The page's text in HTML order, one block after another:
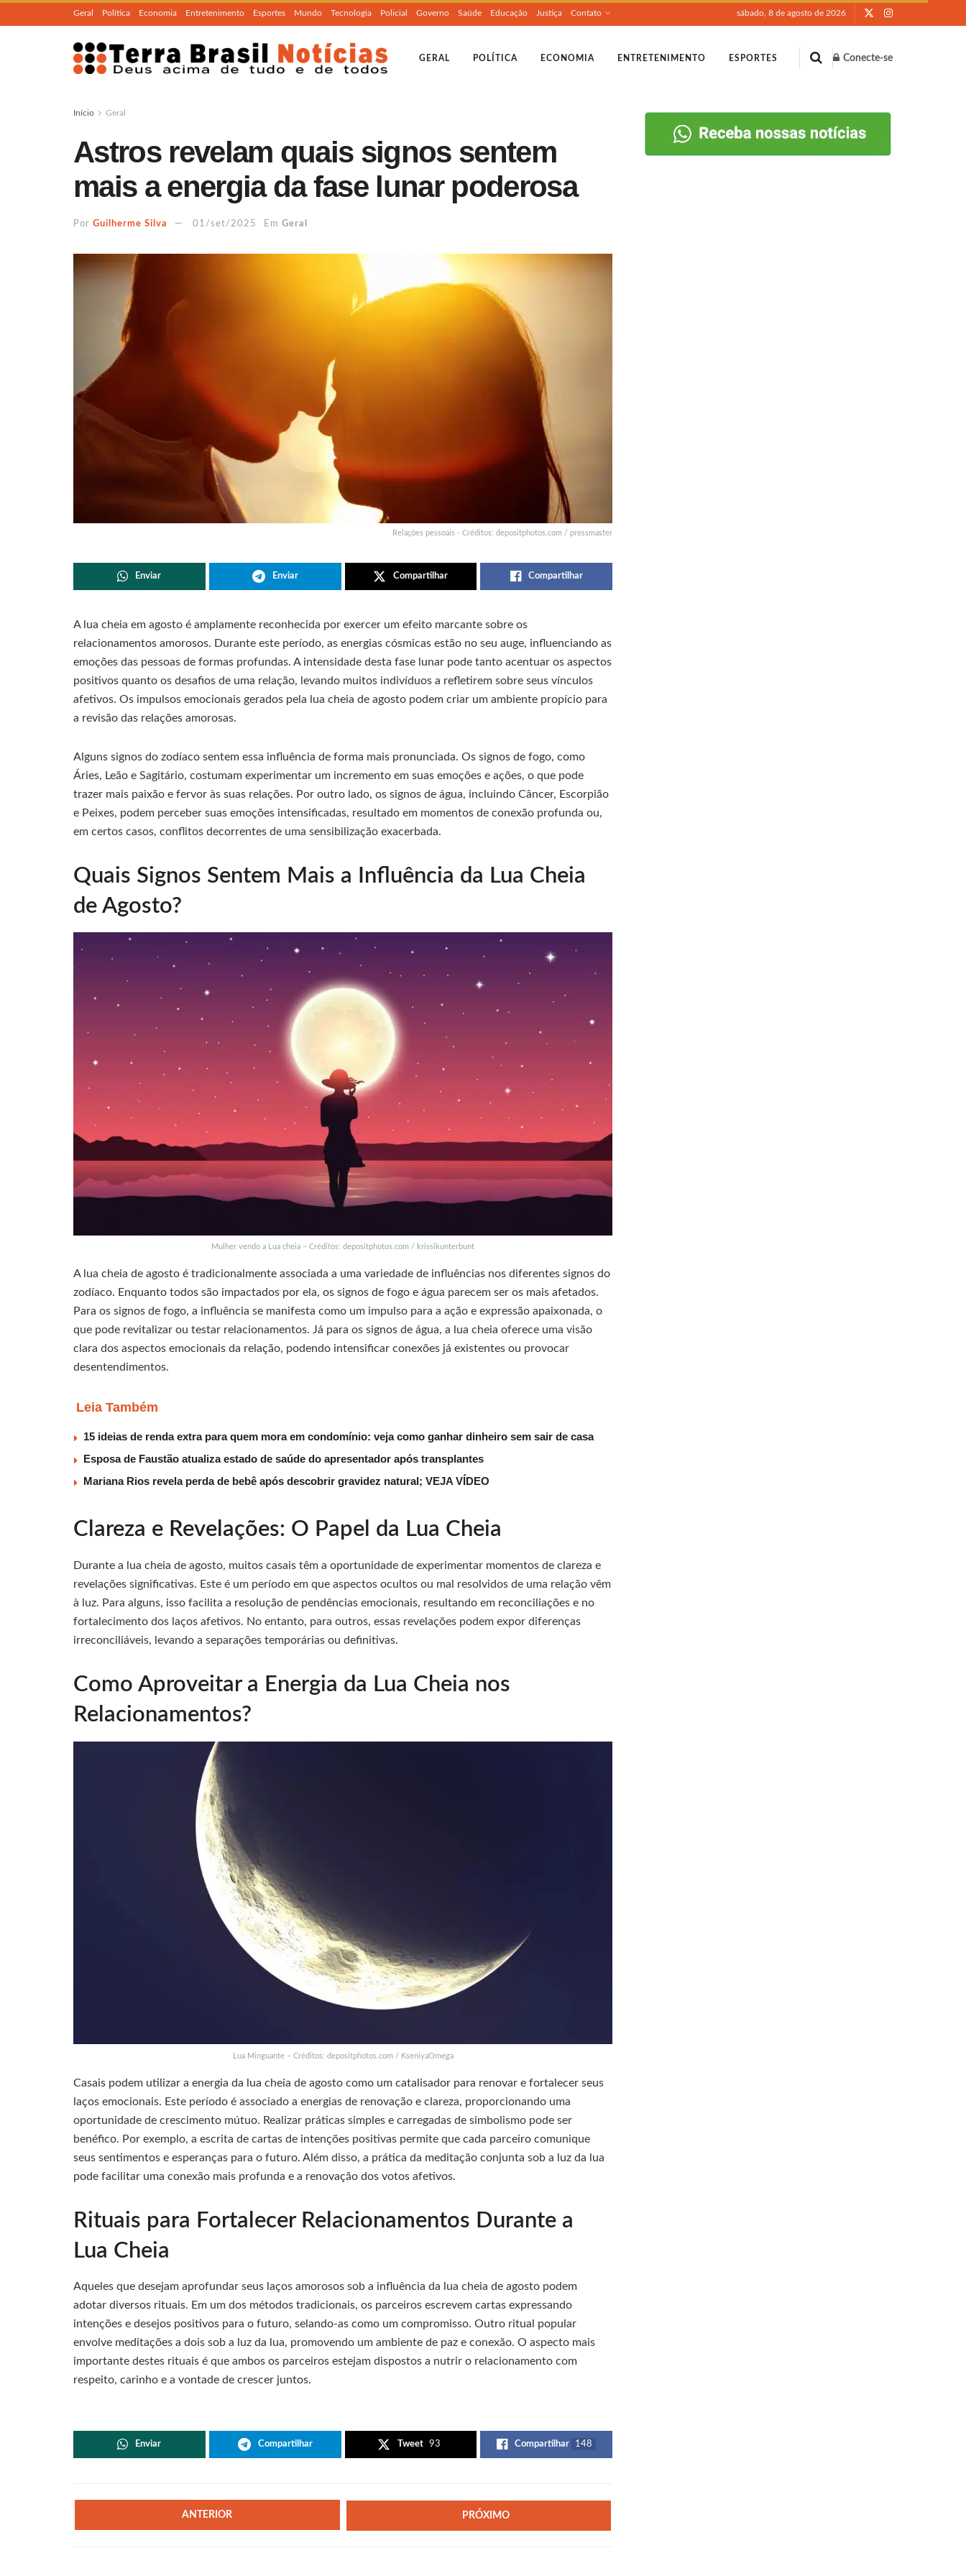
Geral Política Economia Entretenimento Esportes Mundo Tecnologia Policial Governo Saúde Educação Justiça Contato sábado, 8 de agosto de 2026
GERAL POLÍTICA ECONOMIA ENTRETENIMENTO ESPORTES Conecte-se
Início Geral
Astros revelam quais signos sentem
mais a energia da fase lunar poderosa
Por Guilherme Silva 01/set/2025 Em Geral
Relações pessoais - Créditos: depositphotos.com / pressmaster
Enviar Enviar Compartilhar Compartilhar
A lua cheia em agosto é amplamente reconhecida por exercer um efeito marcante sobre os
relacionamentos amorosos. Durante este período, as energias cósmicas estão no seu auge, influenciando as
emoções das pessoas de formas profundas. A intensidade desta fase lunar pode tanto acentuar os aspectos
positivos quanto os desafios de uma relação, levando muitos indivíduos a refletirem sobre seus vínculos
afetivos. Os impulsos emocionais gerados pela lua cheia de agosto podem criar um ambiente propício para
a revisão das relações amorosas.
Alguns signos do zodíaco sentem essa influência de forma mais pronunciada. Os signos de fogo, como
Áries, Leão e Sagitário, costumam experimentar um incremento em suas emoções e ações, o que pode
trazer mais paixão e fervor às suas relações. Por outro lado, os signos de água, incluindo Câncer, Escorpião
e Peixes, podem perceber suas emoções intensificadas, resultado em momentos de conexão profunda ou,
em certos casos, conflitos decorrentes de uma sensibilização exacerbada.
Quais Signos Sentem Mais a Influência da Lua Cheia
de Agosto?
Mulher vendo a Lua cheia – Créditos: depositphotos.com / krissikunterbunt
A lua cheia de agosto é tradicionalmente associada a uma variedade de influências nos diferentes signos do
zodíaco. Enquanto todos são impactados por ela, os signos de fogo e água parecem ser os mais afetados.
Para os signos de fogo, a influência se manifesta como um impulso para a ação e expressão apaixonada, o
que pode revitalizar ou testar relacionamentos. Já para os signos de água, a lua cheia oferece uma visão
clara dos aspectos emocionais da relação, podendo intensificar conexões já existentes ou provocar
desentendimentos.
Leia Também
15 ideias de renda extra para quem mora em condomínio: veja como ganhar dinheiro sem sair de casa
Esposa de Faustão atualiza estado de saúde do apresentador após transplantes
Mariana Rios revela perda de bebê após descobrir gravidez natural; VEJA VÍDEO
Clareza e Revelações: O Papel da Lua Cheia
Durante a lua cheia de agosto, muitos casais têm a oportunidade de experimentar momentos de clareza e
revelações significativas. Este é um período em que aspectos ocultos ou mal resolvidos de uma relação vêm
à luz. Para alguns, isso facilita a resolução de pendências emocionais, resultando em reconciliações e no
fortalecimento dos laços afetivos. No entanto, para outros, essas revelações podem expor diferenças
irreconciliáveis, levando a separações temporárias ou definitivas.
Como Aproveitar a Energia da Lua Cheia nos
Relacionamentos?
Lua Minguante – Créditos: depositphotos.com / KseniyaOmega
Casais podem utilizar a energia da lua cheia de agosto como um catalisador para renovar e fortalecer seus
laços emocionais. Este período é associado a energias de renovação e clareza, proporcionando uma
oportunidade de crescimento mútuo. Realizar práticas simples e carregadas de simbolismo pode ser
benéfico. Por exemplo, a escrita de cartas de intenções positivas permite que cada parceiro comunique
seus sentimentos e esperanças para o futuro. Além disso, a prática da meditação conjunta sob a luz da lua
pode facilitar uma conexão mais profunda e a renovação dos votos afetivos.
Rituais para Fortalecer Relacionamentos Durante a
Lua Cheia
Aqueles que desejam aprofundar seus laços amorosos sob a influência da lua cheia de agosto podem
adotar diversos rituais. Em um dos métodos tradicionais, os parceiros escrevem cartas expressando
intenções e desejos positivos para o futuro, selando-as como um compromisso. Outro ritual popular
envolve meditações a dois sob a luz da lua, promovendo um ambiente de paz e conexão. O aspecto mais
importante destes rituais é que ambos os parceiros estejam dispostos a nutrir o relacionamento com
respeito, carinho e a vontade de crescer juntos.
Enviar Compartilhar Tweet 93 Compartilhar 148
ANTERIOR PRÓXIMO